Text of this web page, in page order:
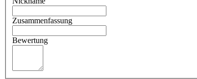
Zusammenfassung
Bewertung